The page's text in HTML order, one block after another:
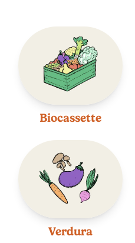
Biocassette
Verdura